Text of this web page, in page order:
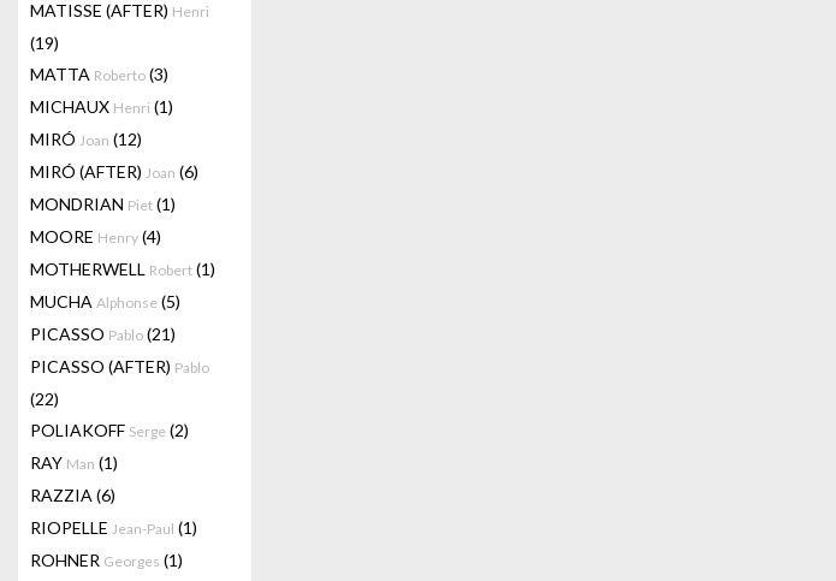
MATISSE (AFTER) Henri
(19)
MATTA Roberto (3)
MICHAUX Henri (1)
MIRÓ Joan (12)
MIRÓ (AFTER) Joan (6)
MONDRIAN Piet (1)
MOORE Henry (4)
MOTHERWELL Robert (1)
MUCHA Alphonse (5)
PICASSO Pablo (21)
PICASSO (AFTER) Pablo
(22)
POLIAKOFF Serge (2)
RAY Man (1)
RAZZIA (6)
RIOPELLE Jean-Paul (1)
ROHNER Georges (1)